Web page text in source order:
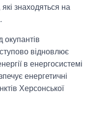
знаходяться на
окупантів
відновлює
в енергосистемі
енергетичні
Херсонської